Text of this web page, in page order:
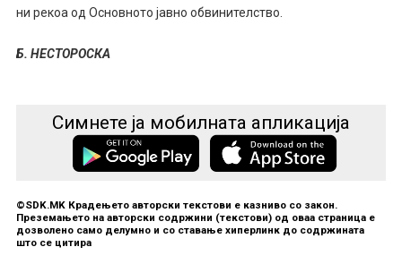
ни рекоа од Основното јавно обвинителство.
Б. НЕСТОРОСКА
Симнете ја мобилната апликација
©SDK.MK Крадењето авторски текстови е казниво со закон.
Преземањето на авторски содржини (текстови) од оваа страница е
дозволено само делумно и со ставање хиперлинк до содржината
што се цитира